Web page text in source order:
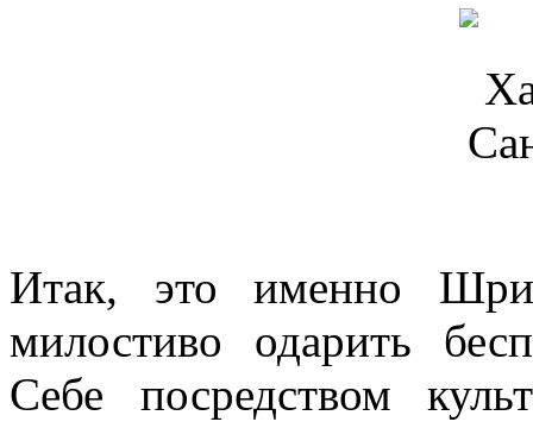
Итак, это именно
милостиво одарить
Себе посредством